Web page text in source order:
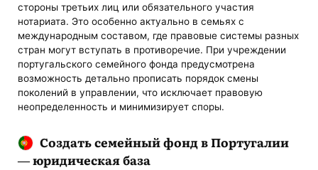
стороны третьих лиц или обязательного участия
нотариата. Это особенно актуально в семьях с
международным составом, где правовые системы разных
стран могут вступать в противоречие. При учреждении
португальского семейного фонда предусмотрена
возможность детально прописать порядок смены
поколений в управлении, что исключает правовую
неопределенность и минимизирует споры.
Создать семейный фонд в Португалии
— юридическая база